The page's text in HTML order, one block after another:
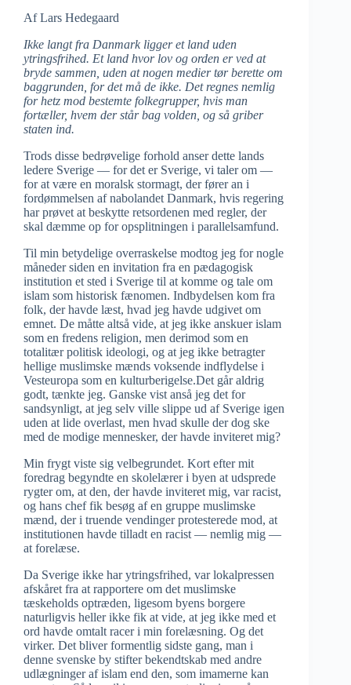
Af Lars Hedegaard
Ikke langt fra Danmark ligger et land uden
ytringsfrihed. Et land hvor lov og orden er ved at
bryde sammen, uden at nogen medier tør berette om
baggrunden, for det må de ikke. Det regnes nemlig
for hetz mod bestemte folkegrupper, hvis man
fortæller, hvem der står bag volden, og så griber
staten ind.
Trods disse bedrøvelige forhold anser dette lands
ledere Sverige — for det er Sverige, vi taler om —
for at være en moralsk stormagt, der fører an i
fordømmelsen af nabolandet Danmark, hvis regering
har prøvet at beskytte retsordenen med regler, der
skal dæmme op for opsplitningen i parallelsamfund.
Til min betydelige overraskelse modtog jeg for nogle
måneder siden en invitation fra en pædagogisk
institution et sted i Sverige til at komme og tale om
islam som historisk fænomen. Indbydelsen kom fra
folk, der havde læst, hvad jeg havde udgivet om
emnet. De måtte altså vide, at jeg ikke anskuer islam
som en fredens religion, men derimod som en
totalitær politisk ideologi, og at jeg ikke betragter
hellige muslimske mænds voksende indflydelse i
Vesteuropa som en kulturberigelse.Det går aldrig
godt, tænkte jeg. Ganske vist anså jeg det for
sandsynligt, at jeg selv ville slippe ud af Sverige igen
uden at lide overlast, men hvad skulle der dog ske
med de modige mennesker, der havde inviteret mig?
Min frygt viste sig velbegrundet. Kort efter mit
foredrag begyndte en skolelærer i byen at udsprede
rygter om, at den, der havde inviteret mig, var racist,
og hans chef fik besøg af en gruppe muslimske
mænd, der i truende vendinger protesterede mod, at
institutionen havde tilladt en racist — nemlig mig —
at forelæse.
Da Sverige ikke har ytringsfrihed, var lokalpressen
afskåret fra at rapportere om det muslimske
tæskeholds optræden, ligesom byens borgere
naturligvis heller ikke fik at vide, at jeg ikke med et
ord havde omtalt racer i min forelæsning. Og det
virker. Det bliver formentlig sidste gang, man i
denne svenske by stifter bekendtskab med andre
udlægninger af islam end den, som imamerne kan